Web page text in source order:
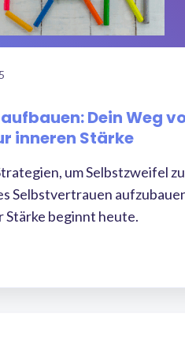
Dein Weg
inneren Stärke
um Selbstzweifel zu
Selbstvertrauen
Stärke beginnt heute.